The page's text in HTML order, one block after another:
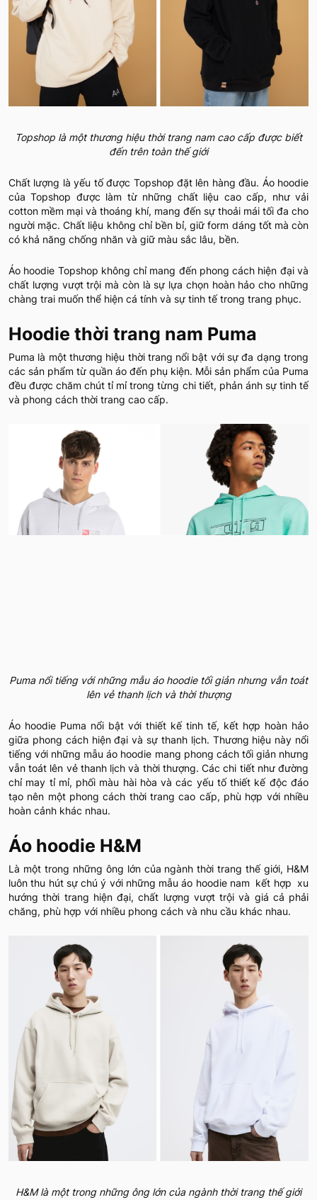
Topshop là một thương hiệu thời trang nam cao cấp được biết
đến trên toàn thế giới
Chất lượng là yếu tố được Topshop đặt lên hàng đầu. Áo hoodie
của Topshop được làm từ những chất liệu cao cấp, như vải
cotton mềm mại và thoáng khí, mang đến sự thoải mái tối đa cho
người mặc. Chất liệu không chỉ bền bỉ, giữ form dáng tốt mà còn
có khả năng chống nhăn và giữ màu sắc lâu, bền.
Áo hoodie Topshop không chỉ mang đến phong cách hiện đại và
chất lượng vượt trội mà còn là sự lựa chọn hoàn hảo cho những
chàng trai muốn thể hiện cá tính và sự tinh tế trong trang phục.
Hoodie thời trang nam Puma
Puma là một thương hiệu thời trang nổi bật với sự đa dạng trong
các sản phẩm từ quần áo đến phụ kiện. Mỗi sản phẩm của Puma
đều được chăm chút tỉ mỉ trong từng chi tiết, phản ánh sự tinh tế
và phong cách thời trang cao cấp.
Puma nổi tiếng với những mẫu áo hoodie tối giản nhưng vẫn toát
lên vẻ thanh lịch và thời thượng
Áo hoodie Puma nổi bật với thiết kế tinh tế, kết hợp hoàn hảo
giữa phong cách hiện đại và sự thanh lịch. Thương hiệu này nổi
tiếng với những mẫu áo hoodie mang phong cách tối giản nhưng
vẫn toát lên vẻ thanh lịch và thời thượng. Các chi tiết như đường
chỉ may tỉ mỉ, phối màu hài hòa và các yếu tố thiết kế độc đáo
tạo nên một phong cách thời trang cao cấp, phù hợp với nhiều
hoàn cảnh khác nhau.
Áo hoodie H&M
Là một trong những ông lớn của ngành thời trang thế giới, H&M
luôn thu hút sự chú ý với những mẫu áo hoodie nam kết hợp xu
hướng thời trang hiện đại, chất lượng vượt trội và giá cả phải
chăng, phù hợp với nhiều phong cách và nhu cầu khác nhau.
H&M là một trong những ông lớn của ngành thời trang thế giới